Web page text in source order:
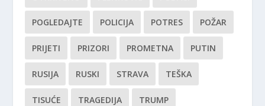
POGLEDAJTE POLICIJA POTRES POŽAR
PRIJETI PRIZORI PROMETNA PUTIN
RUSIJA RUSKI STRAVA TEŠKA
TISUĆE TRAGEDIJA TRUMP